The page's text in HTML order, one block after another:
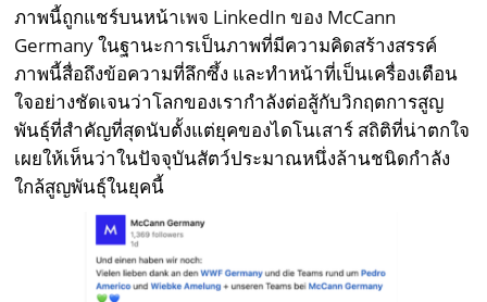
ภาพนี้ถูกแชร์บนหน้าเพจ LinkedIn ของ McCann
Germanyในฐานะการเป็นภาพที่มีความคิดสร้างสรรค์
ภาพนี้สื่อถึงข้อความที่ลึกซึ้ง และทำหน้าที่เป็นเครื่องเตือน
ใจอย่างชัดเจนว่าโลกของเรากำลังต่อสู้กับวิกฤตการสูญ
พันธุ์ที่สำคัญที่สุดนับตั้งแต่ยุคของไดโนเสาร์ สถิติที่น่าตกใจ
เผยให้เห็นว่าในปัจจุบันสัตว์ประมาณหนึ่งล้านชนิดกำลัง
ใกล้สูญพันธุ์ในยุคนี้